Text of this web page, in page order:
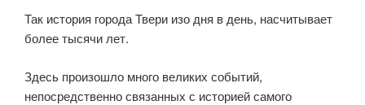
Так история города Твери изо дня в день, насчитывает
более тысячи лет.
Здесь произошло много великих событий,
непосредственно связанных с историей самого